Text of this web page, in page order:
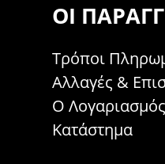
ΟΙ
Τρόποι
Αλλαγές &
Ο
Κατάστημα